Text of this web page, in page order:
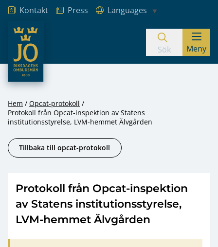
Hoppa till innehåll
Kontakt Press
Languages
JO – Riksdagens Ombudsmän
Sök Meny
Hem
Opcat-protokoll
Protokoll från Opcat-inspektion av Statens
institutionsstyrelse, LVM-hemmet Älvgården
Tillbaka till opcat-protokoll
Protokoll från Opcat-inspektion
av Statens institutionsstyrelse,
LVM-hemmet Älvgården